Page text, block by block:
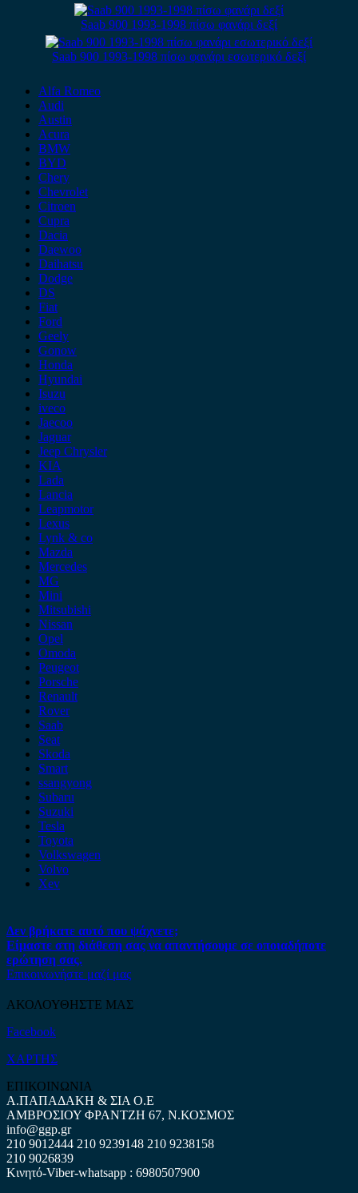
Saab 900 1993-1998 πίσω φανάρι δεξί
Saab 900 1993-1998 πίσω φανάρι εσωτερικό δεξί
Alfa Romeo
Audi
Austin
Acura
BMW
BYD
Chery
Chevrolet
Citroen
Cupra
Dacia
Daewoo
Daihatsu
Dodge
DS
Fiat
Ford
Geely
Gonow
Honda
Hyundai
Isuzu
iveco
Jaecoo
Jaguar
Jeep Chrysler
KIA
Lada
Lancia
Leapmotor
Lexus
Lynk & co
Mazda
Mercedes
MG
Mini
Mitsubishi
Nissan
Opel
Omoda
Peugeot
Porsche
Renault
Rover
Saab
Seat
Skoda
Smart
ssangyong
Subaru
Suzuki
Tesla
Toyota
Volkswagen
Volvo
Xev
Δεν βρήκατε αυτό που ψάχνετε;
Είμαστε στη διάθεση σας να απαντήσουμε σε οποιαδήποτε
ερώτηση σας.
Επικοινωνήστε μαζί μας
ΑΚΟΛΟΥΘΗΣΤΕ ΜΑΣ
Facebook
ΧΑΡΤΗΣ
ΕΠΙΚΟΙΝΩΝΙΑ
Α.ΠΑΠΑΔΑΚΗ & ΣΙΑ Ο.Ε
ΑΜΒΡΟΣΙΟΥ ΦΡΑΝΤΖΗ 67, Ν.ΚΟΣΜΟΣ
info@ggp.gr
210 9012444 210 9239148 210 9238158
210 9026839
Κινητό-Viber-whatsapp : 6980507900